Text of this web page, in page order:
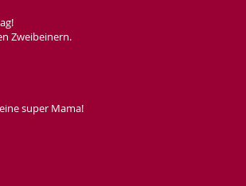
Zweibeinern.
super Mama!